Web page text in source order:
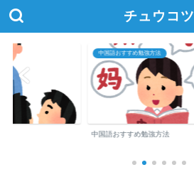
チュウコツ
中国語おすすめ勉強方法
中国語おすすめ勉強方法